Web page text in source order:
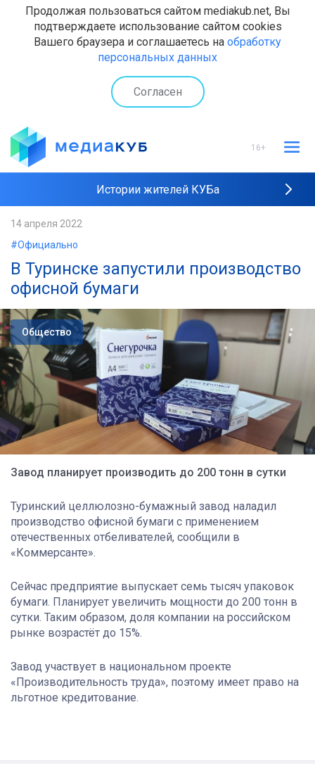
Продолжая пользоваться сайтом mediakub.net, Вы
подтверждаете использование сайтом cookies
Вашего браузера и соглашаетесь на обработку
персональных данных
Согласен
16+
Истории жителей КУБа
14 апреля 2022
#Официально
В Туринске запустили производство
офисной бумаги
Общество
Завод планирует производить до 200 тонн в сутки
Туринский целлюлозно-бумажный завод наладил
производство офисной бумаги с применением
отечественных отбеливателей, сообщили в
«Коммерсанте».
Сейчас предприятие выпускает семь тысяч упаковок
бумаги. Планирует увеличить мощности до 200 тонн в
сутки. Таким образом, доля компании на российском
рынке возрастёт до 15%.
Завод участвует в национальном проекте
«Производительность труда», поэтому имеет право на
льготное кредитование.